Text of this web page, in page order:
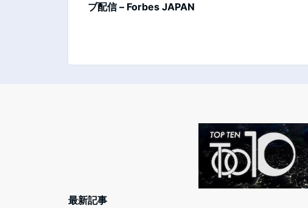
ブ配信 – Forbes JAPAN
最新記事